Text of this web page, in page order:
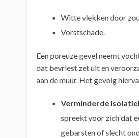
Witte vlekken door
Vorstschade.
Een poreuze gevel neemt
dat bevriest zet uit en
aan de muur. Het gevolg
Verminderde
spreekt voor zich dat
gebarsten of slecht